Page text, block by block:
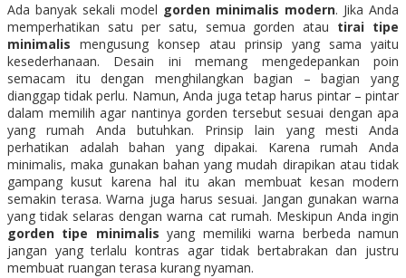
Ada banyak sekali model gorden minimalis modern. Jika Anda
memperhatikan satu per satu, semua gorden atau tirai tipe
minimalis mengusung konsep atau prinsip yang sama yaitu
kesederhanaan. Desain ini memang mengedepankan poin
semacam itu dengan menghilangkan bagian – bagian yang
dianggap tidak perlu. Namun, Anda juga tetap harus pintar – pintar
dalam memilih agar nantinya gorden tersebut sesuai dengan apa
yang rumah Anda butuhkan. Prinsip lain yang mesti Anda
perhatikan adalah bahan yang dipakai. Karena rumah Anda
minimalis, maka gunakan bahan yang mudah dirapikan atau tidak
gampang kusut karena hal itu akan membuat kesan modern
semakin terasa. Warna juga harus sesuai. Jangan gunakan warna
yang tidak selaras dengan warna cat rumah. Meskipun Anda ingin
gorden tipe minimalis yang memiliki warna berbeda namun
jangan yang terlalu kontras agar tidak bertabrakan dan justru
membuat ruangan terasa kurang nyaman.